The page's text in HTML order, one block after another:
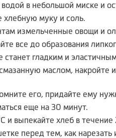
в небольшой миске и
хлебную муку и соль.
измельченные овощи и
все до образования
станет гладким и
маслом, накройте
его, придайте ему
еще на 30 минут.
и выпекайте хлеб в
перед тем, как нарезать